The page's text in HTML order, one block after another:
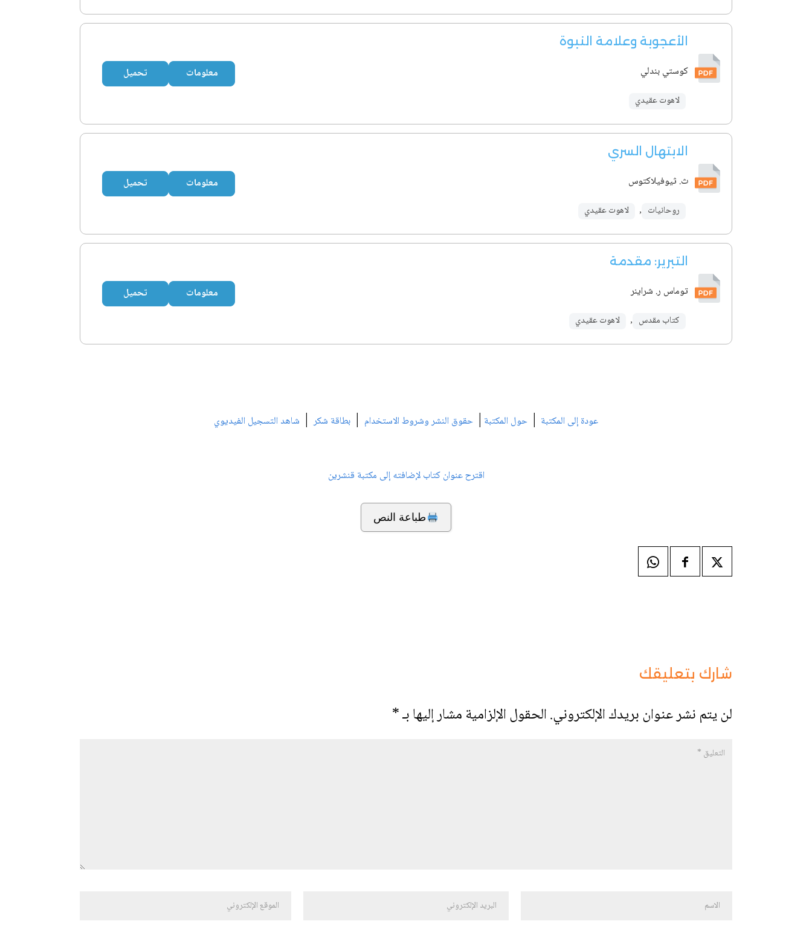
الأعجوبة وعلامة النبوة
كوستي بندلي
لاهوت عقيدي
معلومات تحميل
الابتهال السري
ث. ثيوفيلاكتوس
روحانيات , لاهوت عقيدي
معلومات تحميل
التبرير: مقدمة
توماس ر. شراينر
كتاب مقدس , لاهوت عقيدي
معلومات تحميل
عودة إلى المكتبة | حول المكتبة | حقوق النشر وشروط الاستخدام | بطاقة شكر| شاهد التسجيل الفيديوي
اقترح عنوان كتاب لإضافته إلى مكتبة قنشرين
طباعة النص
شارك بتعليقك
لن يتم نشر عنوان بريدك الإلكتروني.الحقول الإلزامية مشار إليها بـ*